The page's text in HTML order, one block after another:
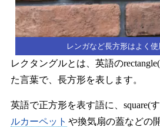
レンガなど長方形はよく
レクタングルとは、英語の
た言葉で、長方形を表します。
英語で正方形を表す語に、square(
ルカーペット や換気扇の蓋などの